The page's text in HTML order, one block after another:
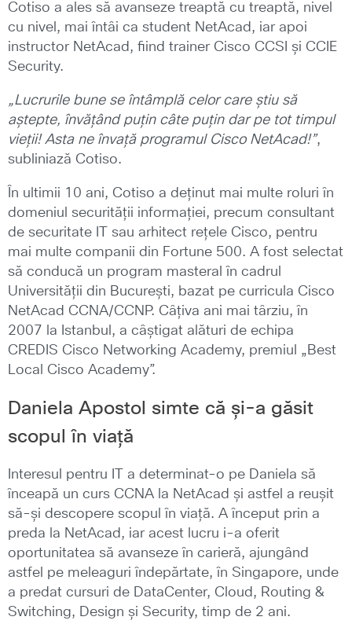
Cotiso a ales să avanseze treaptă cu treaptă, nivel
cu nivel, mai întâi ca student NetAcad, iar apoi
instructor NetAcad, fiind trainer Cisco CCSI și CCIE
Security.
„Lucrurile bune se întâmplă celor care știu să
aștepte, învățând puțin câte puțin dar pe tot timpul
vieții! Asta ne învață programul Cisco NetAcad!”,
subliniază Cotiso.
În ultimii 10 ani, Cotiso a deținut mai multe roluri în
domeniul securității informației, precum consultant
de securitate IT sau arhitect rețele Cisco, pentru
mai multe companii din Fortune 500. A fost selectat
să conducă un program masteral în cadrul
Universității din București, bazat pe curricula Cisco
NetAcad CCNA/CCNP. Câțiva ani mai târziu, în
2007 la Istanbul, a câștigat alături de echipa
CREDIS Cisco Networking Academy, premiul „Best
Local Cisco Academy”.
Daniela Apostol simte că și-a găsit
scopul în viață
Interesul pentru IT a determinat-o pe Daniela să
înceapă un curs CCNA la NetAcad și astfel a reușit
să-și descopere scopul în viață. A început prin a
preda la NetAcad, iar acest lucru i-a oferit
oportunitatea să avanseze în carieră, ajungând
astfel pe meleaguri îndepărtate, în Singapore, unde
a predat cursuri de DataCenter, Cloud, Routing &
Switching, Design și Security, timp de 2 ani.